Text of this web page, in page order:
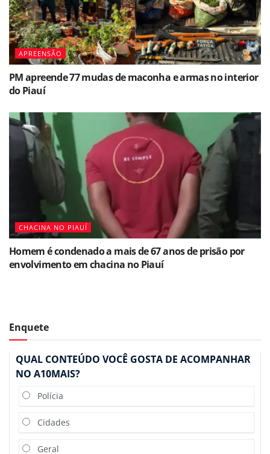
APREENSÃO
PM apreende 77 mudas de maconha e armas no interior
do Piauí
CHACINA NO PIAUÍ
Homem é condenado a mais de 67 anos de prisão por
envolvimento em chacina no Piauí
Enquete
QUAL CONTEÚDO VOCÊ GOSTA DE ACOMPANHAR
NO A10MAIS?
Polícia
Cidades
Geral